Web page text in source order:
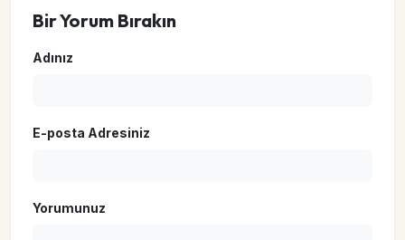
Bir Yorum Bırakın
Adınız
E-posta Adresiniz
Yorumunuz